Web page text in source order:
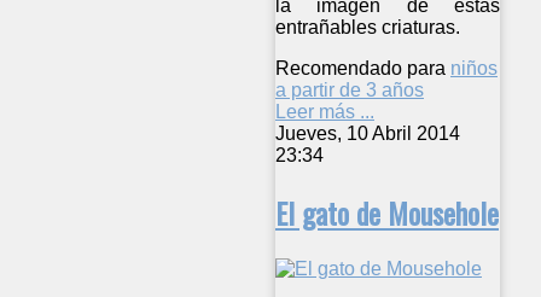
la imagen de estas
entrañables criaturas.
Recomendado para niños
a partir de 3 años
Leer más ...
Jueves, 10 Abril 2014
23:34
El gato de Mousehole